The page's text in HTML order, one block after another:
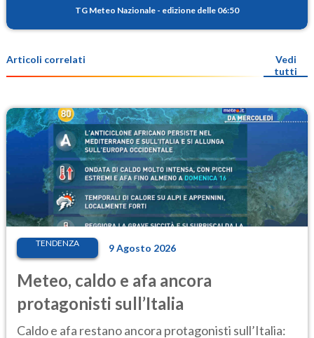
TG Meteo Nazionale - edizione delle 06:50
Articoli correlati
Vedi
tutti
TENDENZA 9 Agosto 2026
Meteo, caldo e afa ancora
protagonisti sull’Italia
Caldo e afa restano ancora protagonisti sull’Italia: